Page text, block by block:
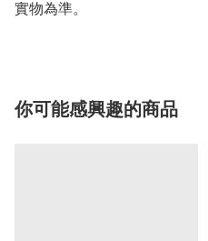
實物為準。
你可能感興趣的商品